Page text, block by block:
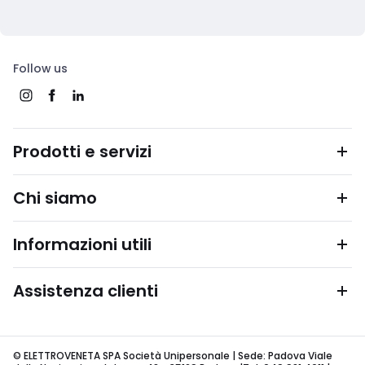
Follow us
Prodotti e servizi
Chi siamo
Informazioni utili
Assistenza clienti
© ELETTROVENETA SPA Società Unipersonale | Sede: Padova Viale